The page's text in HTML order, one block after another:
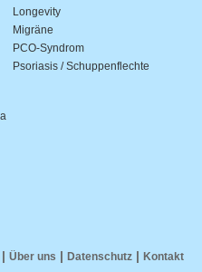
Longevity
Migräne
PCO-Syndrom
Psoriasis / Schuppenflechte
| Über uns | Datenschutz | Kontakt